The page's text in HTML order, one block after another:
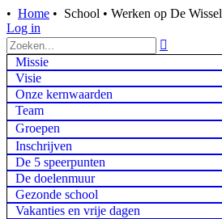
• Home • School • Werken op De Wissel
Log in

Missie
Visie
Onze kernwaarden
Team
Groepen
Inschrijven
De 5 speerpunten
De doelenmuur
Gezonde school
Vakanties en vrije dagen